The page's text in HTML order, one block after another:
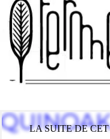
LA SUITE DE